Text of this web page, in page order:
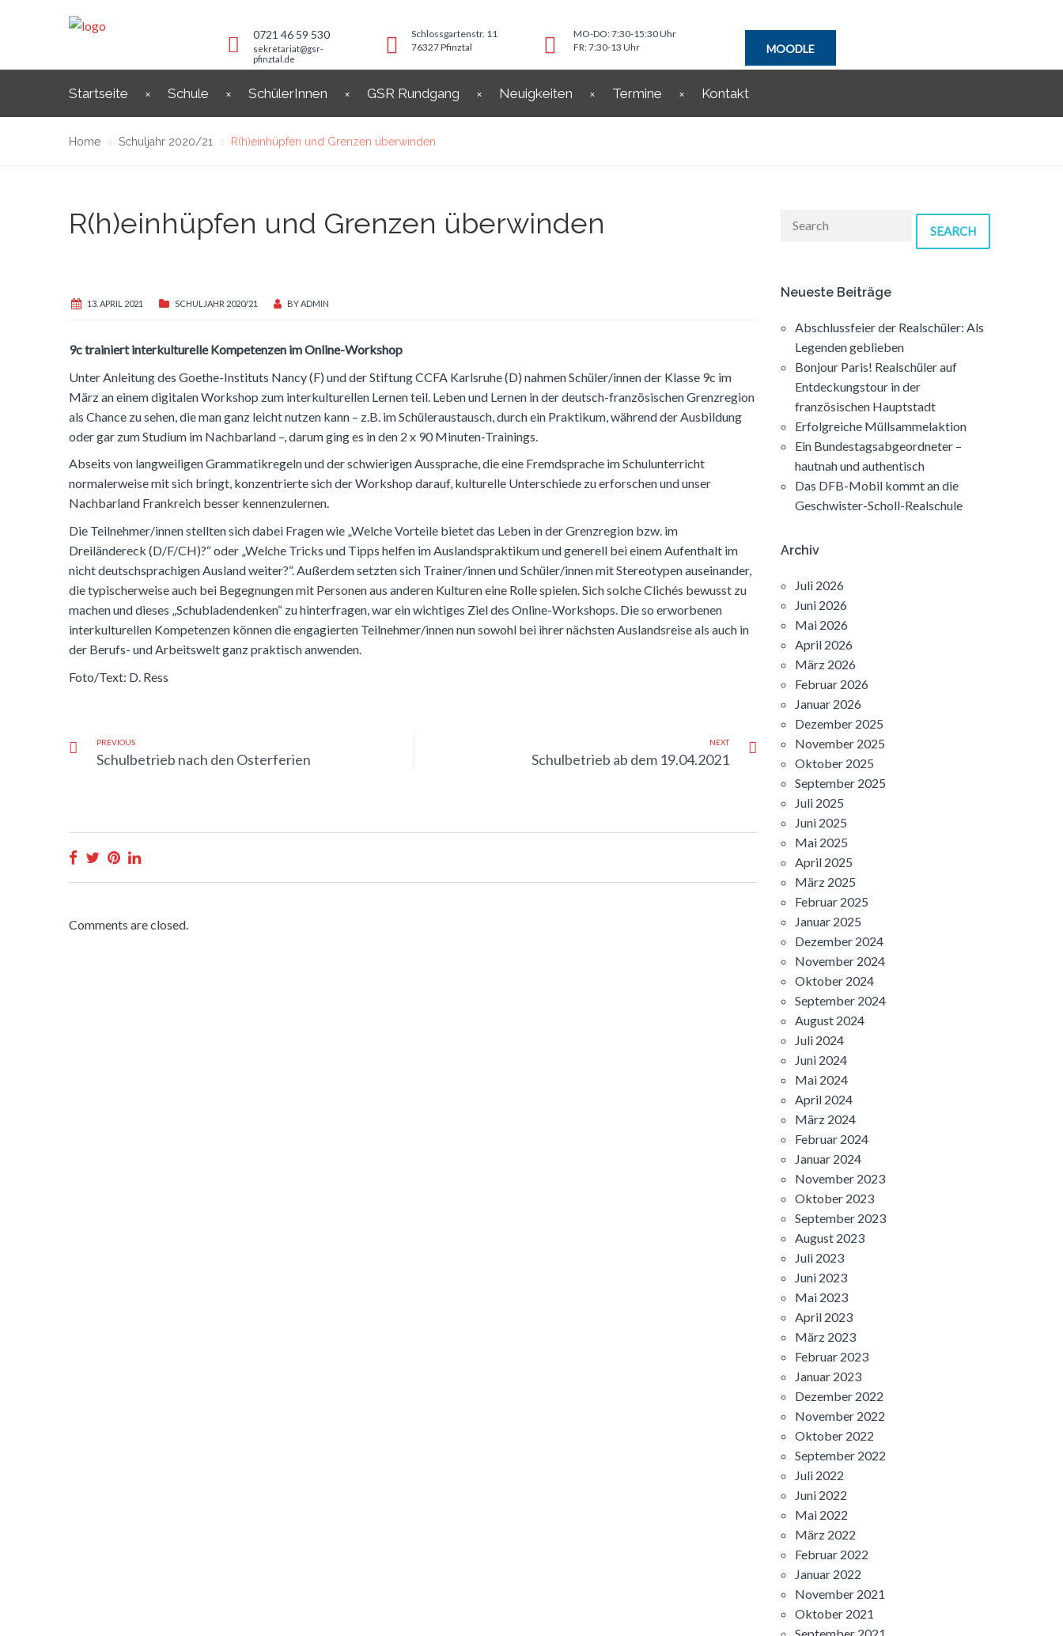
0721 46 59 530
sekretariat@gsr-
pfinztal.de
Schlossgartenstr. 11
76327 Pfinztal
MO-DO: 7:30-15:30 Uhr
FR: 7:30-13 Uhr
MOODLE
Startseite Schule SchülerInnen GSR Rundgang Neuigkeiten Termine Kontakt
Home Schuljahr 2020/21 R(h)einhüpfen und Grenzen überwinden
R(h)einhüpfen und Grenzen überwinden
13. APRIL 2021 SCHULJAHR 2020/21 BY ADMIN
9c trainiert interkulturelle Kompetenzen im Online-Workshop
Unter Anleitung des Goethe-Instituts Nancy (F) und der Stiftung CCFA Karlsruhe (D) nahmen Schüler/innen der Klasse 9c im
März an einem digitalen Workshop zum interkulturellen Lernen teil. Leben und Lernen in der deutsch-französischen Grenzregion
als Chance zu sehen, die man ganz leicht nutzen kann – z.B. im Schüleraustausch, durch ein Praktikum, während der Ausbildung
oder gar zum Studium im Nachbarland –, darum ging es in den 2 x 90 Minuten-Trainings.
Abseits von langweiligen Grammatikregeln und der schwierigen Aussprache, die eine Fremdsprache im Schulunterricht
normalerweise mit sich bringt, konzentrierte sich der Workshop darauf, kulturelle Unterschiede zu erforschen und unser
Nachbarland Frankreich besser kennenzulernen.
Die Teilnehmer/innen stellten sich dabei Fragen wie „Welche Vorteile bietet das Leben in der Grenzregion bzw. im
Dreiländereck (D/F/CH)?“ oder „Welche Tricks und Tipps helfen im Auslandspraktikum und generell bei einem Aufenthalt im
nicht deutschsprachigen Ausland weiter?“. Außerdem setzten sich Trainer/innen und Schüler/innen mit Stereotypen auseinander,
die typischerweise auch bei Begegnungen mit Personen aus anderen Kulturen eine Rolle spielen. Sich solche Clichés bewusst zu
machen und dieses „Schubladendenken“ zu hinterfragen, war ein wichtiges Ziel des Online-Workshops. Die so erworbenen
interkulturellen Kompetenzen können die engagierten Teilnehmer/innen nun sowohl bei ihrer nächsten Auslandsreise als auch in
der Berufs- und Arbeitswelt ganz praktisch anwenden.
Foto/Text: D. Ress
PREVIOUS
Schulbetrieb nach den Osterferien
NEXT
Schulbetrieb ab dem 19.04.2021
Comments are closed.
SEARCH
Neueste Beiträge
Abschlussfeier der Realschüler: Als
Legenden geblieben
Bonjour Paris! Realschüler auf
Entdeckungstour in der
französischen Hauptstadt
Erfolgreiche Müllsammelaktion
Ein Bundestagsabgeordneter –
hautnah und authentisch
Das DFB-Mobil kommt an die
Geschwister-Scholl-Realschule
Archiv
Juli 2026
Juni 2026
Mai 2026
April 2026
März 2026
Februar 2026
Januar 2026
Dezember 2025
November 2025
Oktober 2025
September 2025
Juli 2025
Juni 2025
Mai 2025
April 2025
März 2025
Februar 2025
Januar 2025
Dezember 2024
November 2024
Oktober 2024
September 2024
August 2024
Juli 2024
Juni 2024
Mai 2024
April 2024
März 2024
Februar 2024
Januar 2024
November 2023
Oktober 2023
September 2023
August 2023
Juli 2023
Juni 2023
Mai 2023
April 2023
März 2023
Februar 2023
Januar 2023
Dezember 2022
November 2022
Oktober 2022
September 2022
Juli 2022
Juni 2022
Mai 2022
März 2022
Februar 2022
Januar 2022
November 2021
Oktober 2021
September 2021